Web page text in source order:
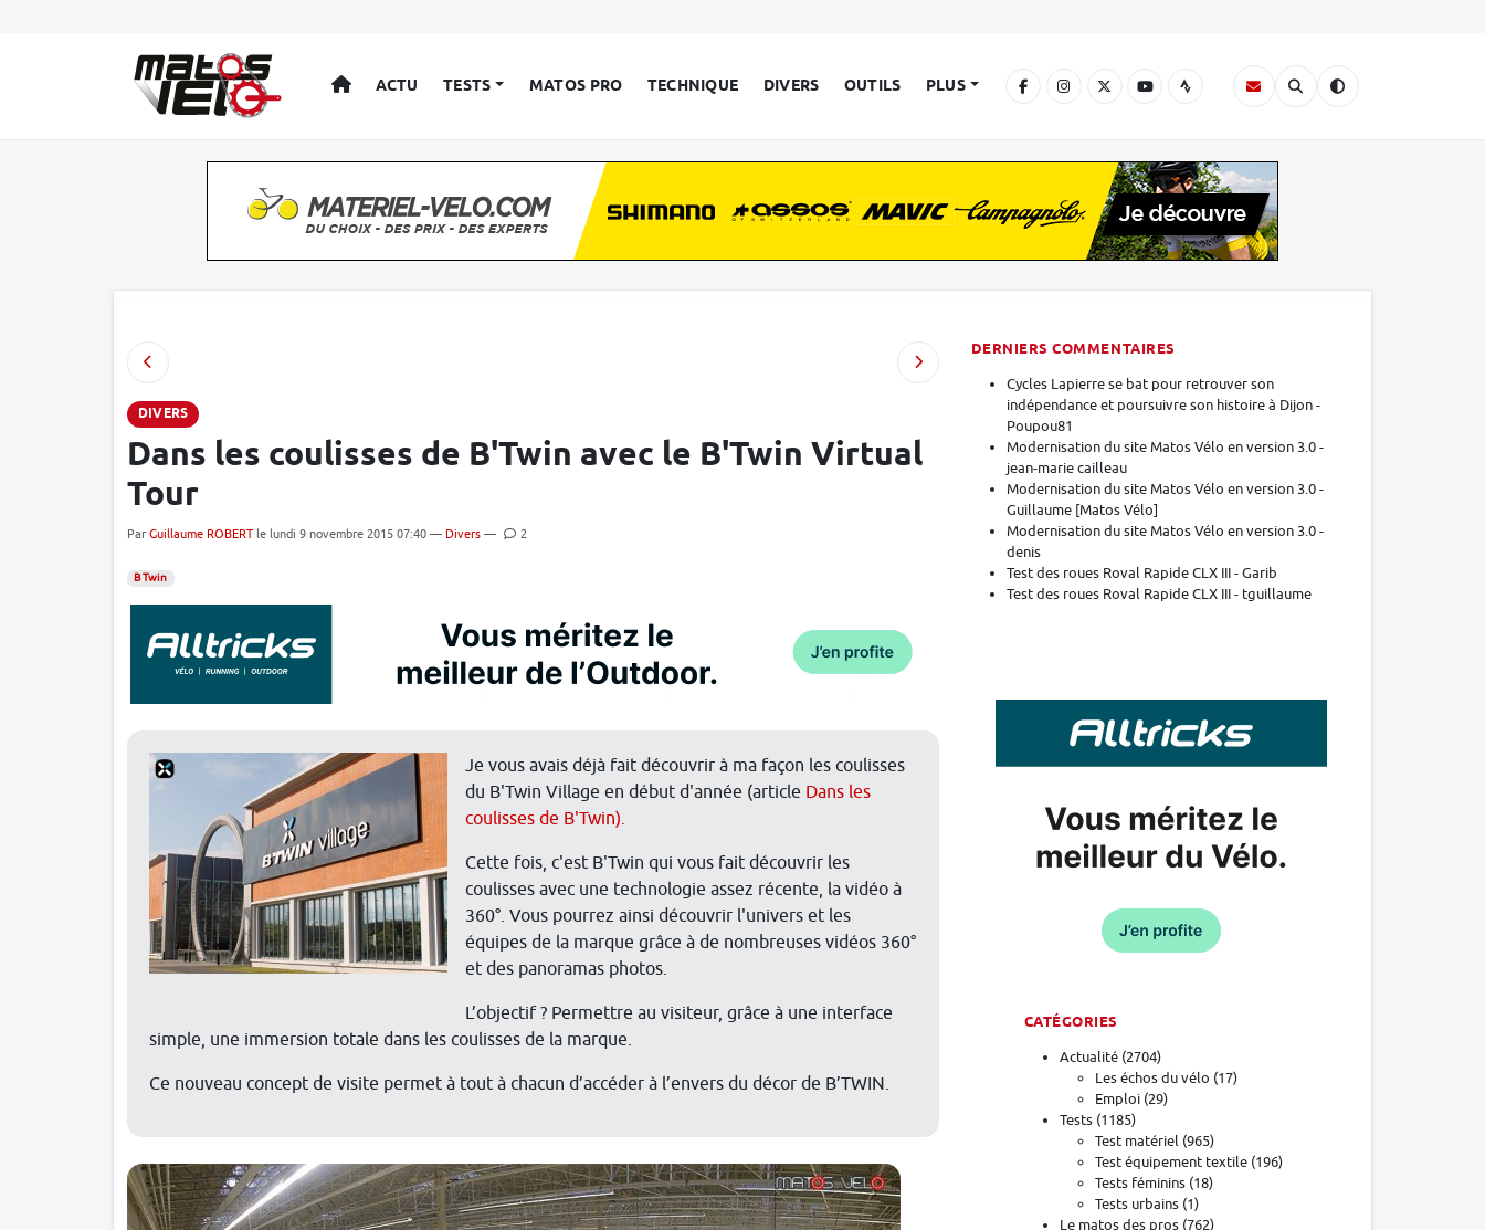
ACCUEIL
ACTU TESTS MATOS PRO TECHNIQUE DIVERS OUTILS PLUS
DIVERS
Dans les coulisses de B'Twin avec le B'Twin Virtual
Tour
Par Guillaume ROBERT le lundi 9 novembre 2015 07:40 — Divers — 2
B Twin
Je vous avais déjà fait découvrir à ma façon les coulisses
du B'Twin Village en début d'année (article Dans les
coulisses de B'Twin).
Cette fois, c'est B'Twin qui vous fait découvrir les
coulisses avec une technologie assez récente, la vidéo à
360°. Vous pourrez ainsi découvrir l'univers et les
équipes de la marque grâce à de nombreuses vidéos 360°
et des panoramas photos.
L’objectif ? Permettre au visiteur, grâce à une interface
simple, une immersion totale dans les coulisses de la marque.
Ce nouveau concept de visite permet à tout à chacun d’accéder à l’envers du décor de B’TWIN.
DERNIERS COMMENTAIRES
Cycles Lapierre se bat pour retrouver son
indépendance et poursuivre son histoire à Dijon -
Poupou81
Modernisation du site Matos Vélo en version 3.0 -
jean-marie cailleau
Modernisation du site Matos Vélo en version 3.0 -
Guillaume [Matos Vélo]
Modernisation du site Matos Vélo en version 3.0 -
denis
Test des roues Roval Rapide CLX III - Garib
Test des roues Roval Rapide CLX III - tguillaume
CATÉGORIES
Actualité (2704)
Les échos du vélo (17)
Emploi (29)
Tests (1185)
Test matériel (965)
Test équipement textile (196)
Tests féminins (18)
Tests urbains (1)
Le matos des pros (762)